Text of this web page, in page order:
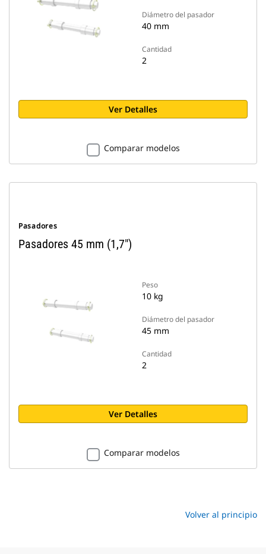
Diámetro del pasador
40 mm
Cantidad
2
Ver Detalles
Comparar modelos
Pasadores
Pasadores 45 mm (1,7")
Peso
10 kg
Diámetro del pasador
45 mm
Cantidad
2
Ver Detalles
Comparar modelos
Volver al principio